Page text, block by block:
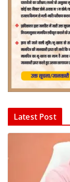
Latest Post